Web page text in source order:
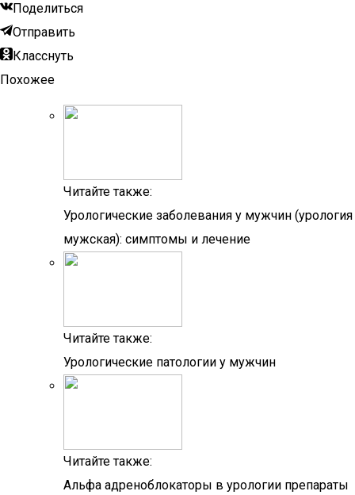
Поделиться
Отправить
Класснуть
Похожее
Читайте также:
Урологические заболевания у мужчин (урология
мужская): симптомы и лечение
Читайте также:
Урологические патологии у мужчин
Читайте также:
Альфа адреноблокаторы в урологии препараты